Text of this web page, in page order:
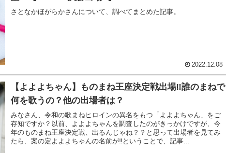
さとなかほがらかさんについて、調べてまとめた記事。
2022.12.08
【よよよちゃん】ものまね王座決定戦出場‼︎誰のまねで
何を歌うの？他の出場者は？
みなさん、令和の歌まねヒロインの異名をもつ「よよよちゃん」をご
存知ですか？以前、よよよちゃんを調査したのがきっかけですが、今
年のものまね王座決定戦、出るんじゃね？？と思って出場者を見てみ
たら、案の定よよよちゃんの名前が‼️ということで、記事...